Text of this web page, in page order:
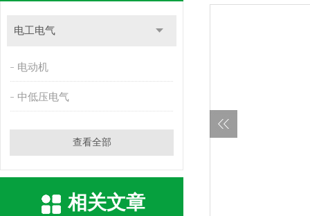
电工电气
电动机
中低压电气
查看全部
相关文章